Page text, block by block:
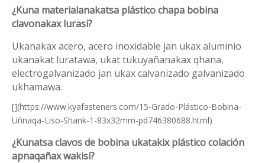
¿Kuna materialanakatsa plástico chapa bobina
clavonakax lurasi?
Ukanakax acero, acero inoxidable jan ukax aluminio
ukanakat luratawa, ukat tukuyañanakax qhana,
electrogalvanizado jan ukax calvanizado galvanizado
ukhamawa.
[](https://www.kyafasteners.com/15-Grado-Plástico-Bobina-
Uñnaqa-Liso-Shank-1-83x32mm-pd746380688.html)
¿Kunatsa clavos de bobina ukatakix plástico colación
apnaqañax wakisi?